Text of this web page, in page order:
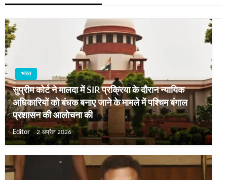
भारत
सुप्रीम कोर्ट ने मालदा में SIR प्रक्रिया के दौरान न्यायिक
अधिकारियों को बंधक बनाए जाने के मामले में पश्चिम बंगाल
प्रशासन की आलोचना की
Editor 2 अप्रैल 2026